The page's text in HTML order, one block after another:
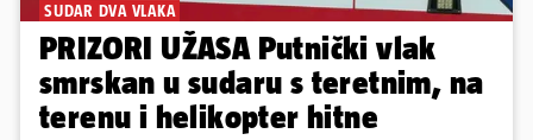
SUDAR DVA VLAKA
PRIZORI UŽASA Putnički vlak
smrskan u sudaru s teretnim, na
terenu i helikopter hitne